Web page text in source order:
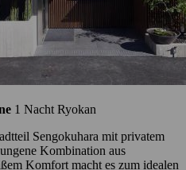
1 Nacht Ryokan
Sengokuhara mit privatem
Kombination aus
Komfort macht es zum idealen